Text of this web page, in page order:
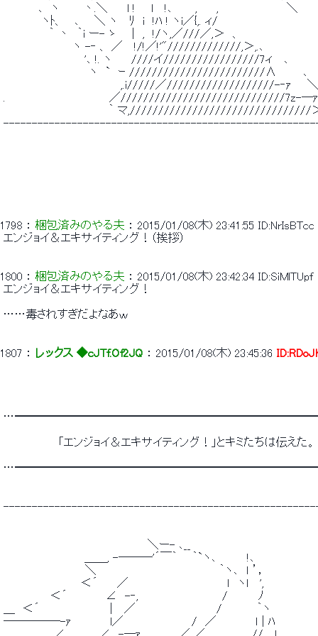
､　ヽ　　　丶.＼　　 l !　　l　 !､　 　 ,　　 ,　 　 　 　 　 　 ＼
ヽﾄ、 　､ 　 ＼ ヽ　 ﾘ　i　!ﾊ ! ヽi／{,. ィ/
｀ 丶　｀i ー- ゝ 　 |　,　!/ヽ,／///／,＞　、　　　　　　　　　
ヽ -‐ 、 ／　 !/!／!'"/////////////,＞,.､ 　 　 　 　
'､ !. ヽ　　 ////イ/////////////////7ィ　 ､　　 　
ヽ　`　ｰ ////////////////////////∧ 　 　 ､
,.i/////／///////////////////-‐ｧ　　＼　　
.　　　　　　　 　 　 　 　 ／/////////////////////////////7z-―ｧ
｀ マ,////////////////////////////////＞ 　 ヽ
1798 ： 梱包済みのやる夫 ： 2015/01/08(木) 23:41:55 ID:NrIsBTcc
エンジョイ＆エキサイティング！（挨拶）
1800 ： 梱包済みのやる夫 ： 2015/01/08(木) 23:42:34 ID:SiMlTUpf
エンジョイ＆エキサイティング！
……毒されすぎだよなあｗ
1807 ： レックス ◆cJTf.Of2JQ ： 2015/01/08(木) 23:45:36
「エンジョイ＆エキサイティング！」とキミたちは伝えた
＼ー- ､__
＿＿, -―――'´￣｀ 　 ｀`ヽ､　　 　 !､
＼　　　　　　　　 　 　 　 　 　 ｀ヽ､　ｌ ’，
＜´　　 ／　　 　 　 　 　 　 　 　 ｌ　ヽl　 ',
＜´ 　 　　　∠　-‐,　　　 　 　 　 　 　 /　　 　 ﾉ
＿　＜´　　　　　　　　　|　 ／　　　　　　　 　 　 /　　　　 ｀ヽ
―――――-ｧ　　　 　 l／　 　 　 　 　 　 /　／　　　　　ｌ | ﾊ